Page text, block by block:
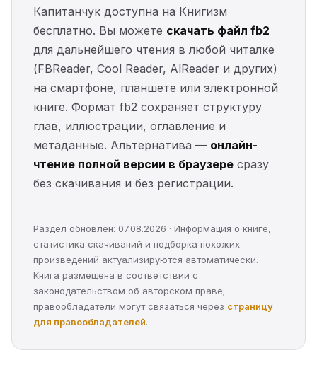
Капитанчук доступна на Книгизм
бесплатно. Вы можете скачать файл fb2
для дальнейшего чтения в любой читалке
(FBReader, Cool Reader, AlReader и других)
на смартфоне, планшете или электронной
книге. Формат fb2 сохраняет структуру
глав, иллюстрации, оглавление и
метаданные. Альтернатива — онлайн-
чтение полной версии в браузере сразу
без скачивания и без регистрации.
Раздел обновлён: 07.08.2026 · Информация о книге,
статистика скачиваний и подборка похожих
произведений актуализируются автоматически.
Книга размещена в соответствии с
законодательством об авторском праве;
правообладатели могут связаться через страницу
для правообладателей.